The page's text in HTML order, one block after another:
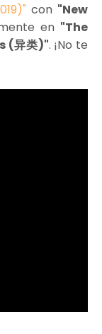
con "New
en "The
(异类)". ¡No te